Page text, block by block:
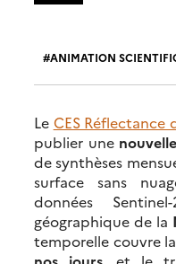
ANIMATION
Le CES Réflectance
publier une
de synthèses
surface sans
données
géographique de la
temporelle couvre